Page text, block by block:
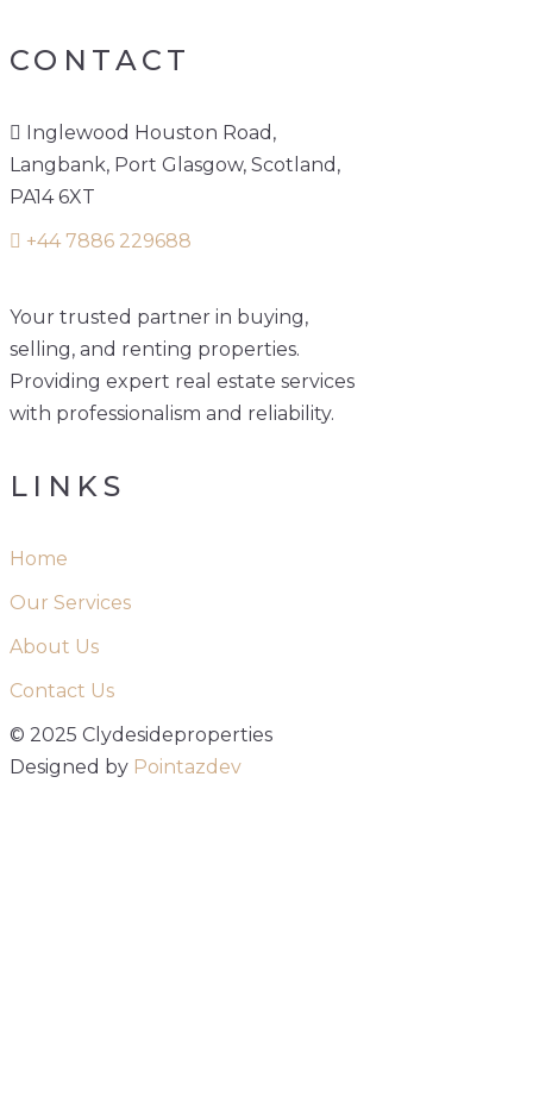
CONTACT
Inglewood Houston Road,
Langbank, Port Glasgow, Scotland,
PA14 6XT
+44 7886 229688
Your trusted partner in buying,
selling, and renting properties.
Providing expert real estate services
with professionalism and reliability.
LINKS
Home
Our Services
About Us
Contact Us
© 2025 Clydesideproperties
Designed by Pointazdev